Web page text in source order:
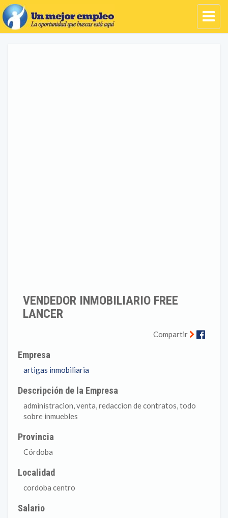
VENDEDOR INMOBILIARIO FREE
LANCER
Compartir
Empresa
artigas inmobiliaria
Descripción de la Empresa
administracion, venta, redaccion de contratos, todo
sobre inmuebles
Provincia
Córdoba
Localidad
cordoba centro
Salario